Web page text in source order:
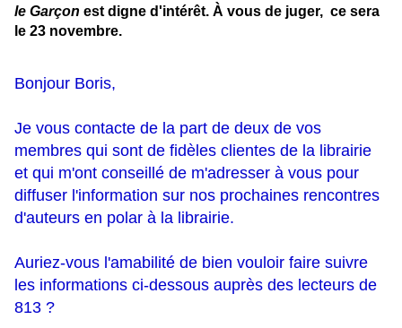
le Garçon est digne d'intérêt. À vous de juger, ce sera
le 23 novembre.
Bonjour Boris,
Je vous contacte de la part de deux de vos
membres qui sont de fidèles clientes de la librairie
et qui m'ont conseillé de m'adresser à vous pour
diffuser l'information sur nos prochaines rencontres
d'auteurs en polar à la librairie.
Auriez-vous l'amabilité de bien vouloir faire suivre
les informations ci-dessous auprès des lecteurs de
813 ?